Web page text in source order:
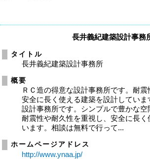
長井義紀建築設計事務
タイトル
長井義紀建築設計事務所
概要
ＲＣ造の得意な設計事務所です。耐
安全に長く使える建築を設計してい
設計事務所です。シンプルで豊かな
耐震性や耐久性を重視し、安全に長
います。相談は無料で行って...
ホームページアドレス
http://www.ynaa.jp/